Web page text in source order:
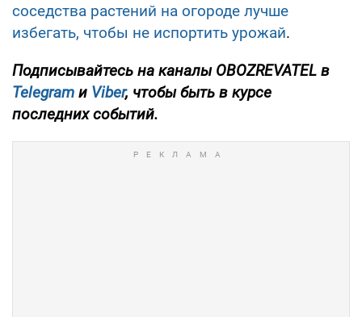
соседства растений на огороде лучше
избегать, чтобы не испортить урожай.
Подписывайтесь на каналы OBOZREVATEL в
Telegram и Viber, чтобы быть в курсе
последних событий.